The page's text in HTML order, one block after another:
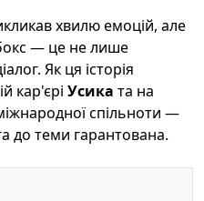
хвилю емоцій, але
— це не лише
Як ця історія
кар'єрі Усика та на
спільноти —
до теми гарантована.